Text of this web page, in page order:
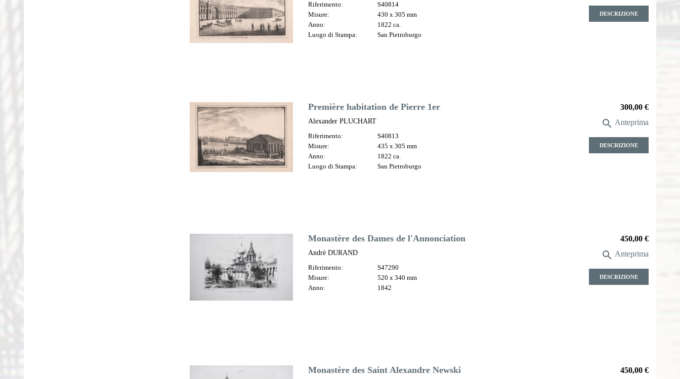
Riferimento:
S40814
Misure:
430 x 305 mm
Anno:
1822 ca.
Luogo di Stampa:
San Pietroburgo
DESCRIZIONE
Première habitation de Pierre 1er
Alexander PLUCHART
Riferimento:
S40813
Misure:
435 x 305 mm
Anno:
1822 ca.
Luogo di Stampa:
San Pietroburgo
Prezzo
300,00 €
 Anteprima
DESCRIZIONE
Monastère des Dames de l'Annonciation
Andrè DURAND
Riferimento:
S47290
Misure:
520 x 340 mm
Anno:
1842
Prezzo
450,00 €
 Anteprima
DESCRIZIONE
Monastère des Saint Alexandre Newski Prezzo
450,00 €